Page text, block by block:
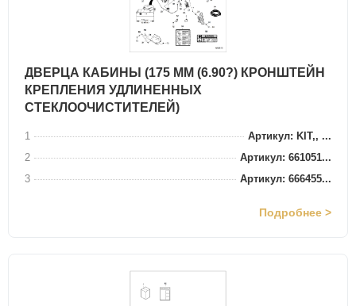
ДВЕРЦА КАБИНЫ (175 ММ (6.90?) КРОНШТЕЙН
КРЕПЛЕНИЯ УДЛИНЕННЫХ
СТЕКЛООЧИСТИТЕЛЕЙ)
1
Артикул: KIT,, ...
2
Артикул: 661051...
3
Артикул: 666455...
Подробнее >